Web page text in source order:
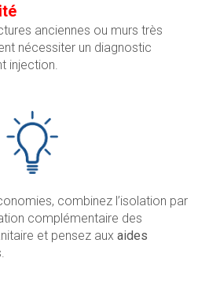
anciennes ou murs très
nécessiter un diagnostic
injection.
combinez l’isolation par
complémentaire des
et pensez aux aides